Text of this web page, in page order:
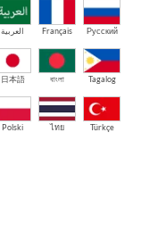
العربية Français Русский
日本語 বাংলা Tagalog
Polski ไทย Türkçe